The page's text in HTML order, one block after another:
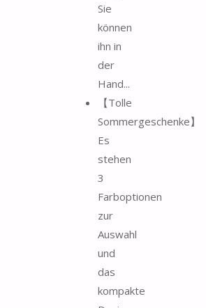
Sie
können
ihn in
der
Hand...
【Tolle
Sommergeschenke】
Es
stehen
3
Farboptionen
zur
Auswahl
und
das
kompakte